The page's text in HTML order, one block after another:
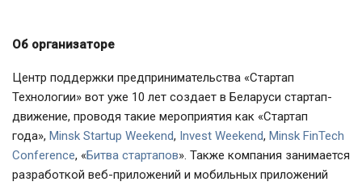
Об организаторе
Центр поддержки предпринимательства «Стартап
Технологии» вот уже 10 лет создает в Беларуси стартап-
движение, проводя такие мероприятия как «Стартап
года», Minsk Startup Weekend, Invest Weekend, Minsk FinTech
Conference, «Битва стартапов». Также компания занимается
разработкой веб-приложений и мобильных приложений